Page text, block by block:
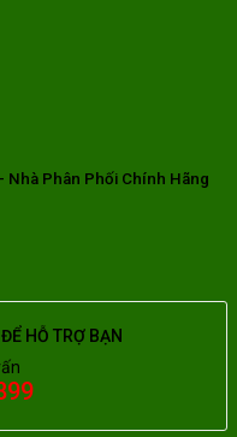
Nhà Phân Phối Chính Hãng
HỖ TRỢ BẠN